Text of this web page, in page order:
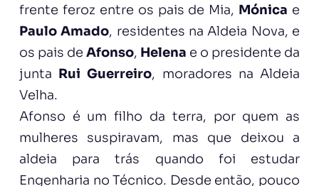
frente feroz entre os pais de Mia, Mónica e
Paulo Amado, residentes na Aldeia Nova, e
os pais de Afonso, Helena e o presidente da
junta Rui Guerreiro, moradores na Aldeia
Velha.
Afonso é um filho da terra, por quem as
mulheres suspiravam, mas que deixou a
aldeia para trás quando foi estudar
Engenharia no Técnico. Desde então, pouco